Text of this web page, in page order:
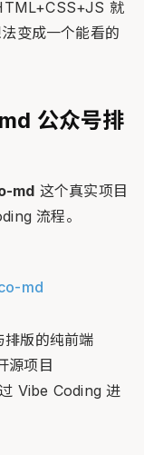
就
变成一个能看的
公众号排
md 这个真实项目
流程。
md
排版的纯前端
源项目
Vibe Coding 进